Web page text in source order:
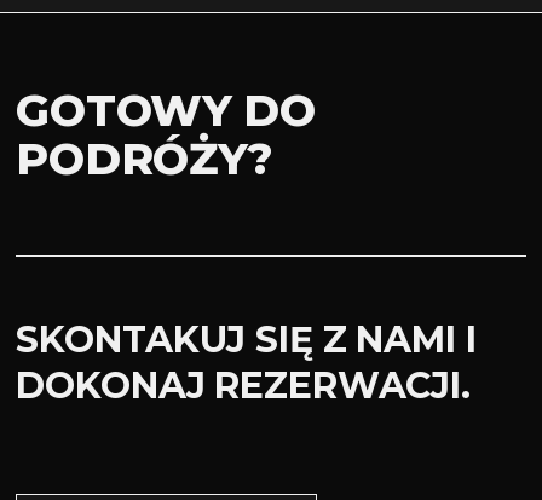
GOTOWY DO
PODRÓŻY?
SKONTAKUJ SIĘ Z NAMI I
DOKONAJ REZERWACJI.